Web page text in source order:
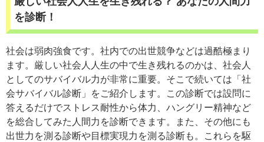
を診断！
社会は弱肉強食です。社内での出世競争などは過酷極まり
ます。厳しい社会人人生の中で生き残れるのかは、社会人
としてのサバイバル力が非常に重要。そこで続いては「社
会サバイバル診断」をご紹介します。この診断では設問に
答えるだけでストレス耐性から体力、ハングリー精神など
を総合してみた人間力を診断できます。また、その他にも
出世力を測る診断や目標実現力を測る診断も。これらを駆